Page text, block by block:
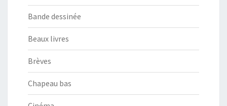
Bande dessinée
Beaux livres
Brèves
Chapeau bas